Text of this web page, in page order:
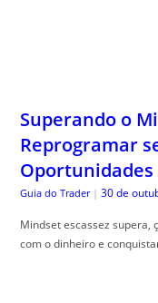
Superando o
Reprogramar
Oportunidades
Guia do Trader | 30 de
Mindset escassez supera,
com o dinheiro e